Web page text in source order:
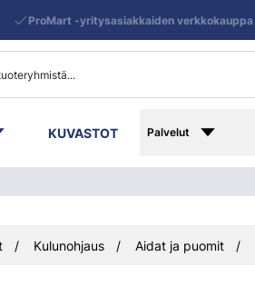
KUVASTOT Palvelut
ProMart -yritysasiakkaiden verkkokauppa|
Kulunohjaus Aidat ja puomit